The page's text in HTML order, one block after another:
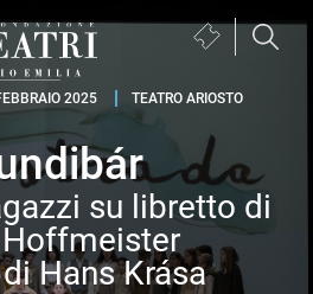
Biglietteria
apre
una
nuova
finestra)
2025 TEATRO ARIOSTO
su libretto di
Hans Krása